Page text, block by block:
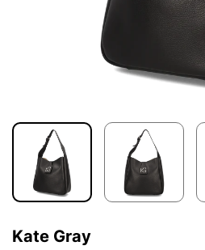
Kate Gray